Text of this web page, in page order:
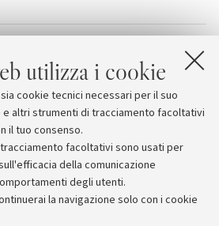
utilizza i cookie
cookie tecnici necessari per il suo
altri strumenti di tracciamento facoltativi
il tuo consenso.
facoltativi sono usati per
della comunicazione
degli utenti.
la navigazione solo con i cookie
a fare i tortellini